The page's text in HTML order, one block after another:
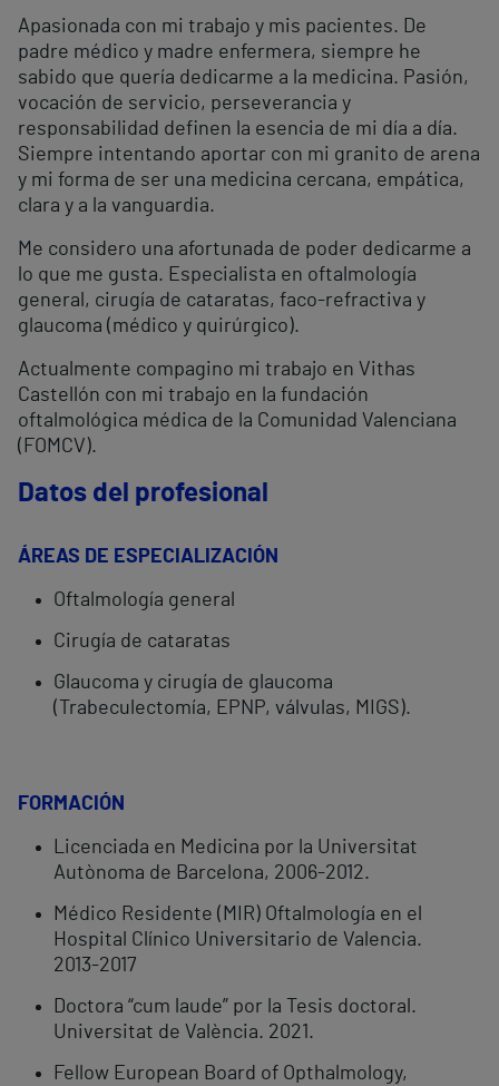
Apasionada con mi trabajo y mis pacientes. De
padre médico y madre enfermera, siempre he
sabido que quería dedicarme a la medicina. Pasión,
vocación de servicio, perseverancia y
responsabilidad definen la esencia de mi día a día.
Siempre intentando aportar con mi granito de arena
y mi forma de ser una medicina cercana, empática,
clara y a la vanguardia.
Me considero una afortunada de poder dedicarme a
lo que me gusta. Especialista en oftalmología
general, cirugía de cataratas, faco-refractiva y
glaucoma (médico y quirúrgico).
Actualmente compagino mi trabajo en Vithas
Castellón con mi trabajo en la fundación
oftalmológica médica de la Comunidad Valenciana
(FOMCV).
Datos del profesional
ÁREAS DE ESPECIALIZACIÓN
Oftalmología general
Cirugía de cataratas
Glaucoma y cirugía de glaucoma
(Trabeculectomía, EPNP, válvulas, MIGS).
FORMACIÓN
Licenciada en Medicina por la Universitat
Autònoma de Barcelona, 2006-2012.
Médico Residente (MIR) Oftalmología en el
Hospital Clínico Universitario de Valencia.
2013-2017
Doctora “cum laude” por la Tesis doctoral.
Universitat de València. 2021.
Fellow European Board of Opthalmology,